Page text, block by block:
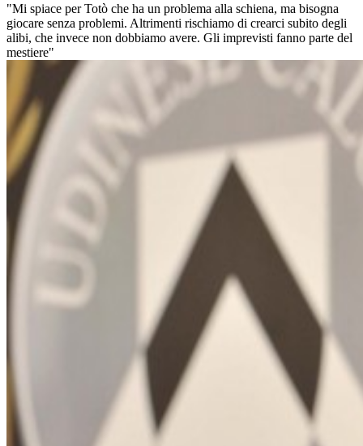
"Mi spiace per Totò che ha un problema alla schiena, ma bisogna
giocare senza problemi. Altrimenti rischiamo di crearci subito degli
alibi, che invece non dobbiamo avere. Gli imprevisti fanno parte del
mestiere"